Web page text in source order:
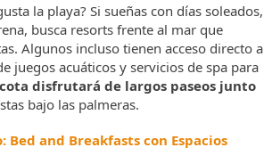
la playa? Si sueñas con días soleados,
busca resorts frente al mar que
Algunos incluso tienen acceso directo a
juegos acuáticos y servicios de spa para
disfrutará de largos paseos junto
bajo las palmeras.
Bed and Breakfasts con Espacios